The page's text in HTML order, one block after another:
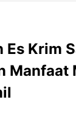
Es Krim
Manfaat